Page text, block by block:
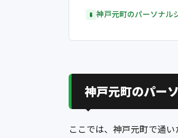
神戸元町のパーソナル
神戸元町のパー
ここでは、神戸元町で通